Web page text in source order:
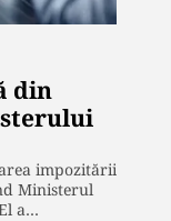
din
impozitării
Ministerul
a…